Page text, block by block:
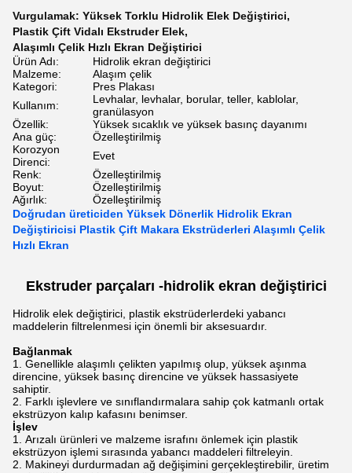
Vurgulamak: Yüksek Torklu Hidrolik Elek Değiştirici,
Plastik Çift Vidalı Ekstruder Elek,
Alaşımlı Çelik Hızlı Ekran Değiştirici
Ürün Adı:
Hidrolik ekran değiştirici
Malzeme:
Alaşım çelik
Kategori:
Pres Plakası
Kullanım:
Levhalar, levhalar, borular, teller, kablolar,
granülasyon
Özellik:
Yüksek sıcaklık ve yüksek basınç dayanımı
Ana güç:
Özelleştirilmiş
Korozyon
Direnci:
Evet
Renk:
Özelleştirilmiş
Boyut:
Özelleştirilmiş
Ağırlık:
Özelleştirilmiş
Doğrudan üreticiden Yüksek Dönerlik Hidrolik Ekran
Değiştiricisi Plastik Çift Makara Ekstrüderleri Alaşımlı Çelik
Hızlı Ekran
Ekstruder parçaları -hidrolik ekran değiştirici
Hidrolik elek değiştirici, plastik ekstrüderlerdeki yabancı
maddelerin filtrelenmesi için önemli bir aksesuardır.
Bağlanmak
Genellikle alaşımlı çelikten yapılmış olup, yüksek aşınma
direncine, yüksek basınç direncine ve yüksek hassasiyete
sahiptir.
Farklı işlevlere ve sınıflandırmalara sahip çok katmanlı ortak
ekstrüzyon kalıp kafasını benimser.
İşlev
Arızalı ürünleri ve malzeme israfını önlemek için plastik
ekstrüzyon işlemi sırasında yabancı maddeleri filtreleyin.
Makineyi durdurmadan ağ değişimini gerçekleştirebilir, üretim